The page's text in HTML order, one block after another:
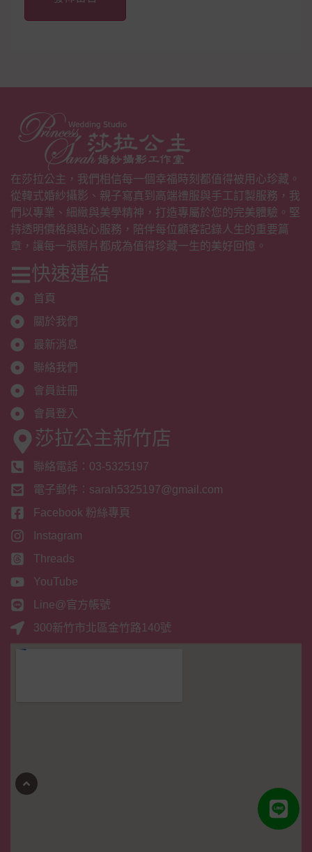
在莎拉公主，我們相信每一個幸福時刻都值得被用心珍藏。
從韓式婚紗攝影、親子寫真到高端禮服與手工訂製服務，我
們以專業、細緻與美學精神，打造專屬於您的完美體驗。堅
持透明價格與貼心服務，陪伴每位顧客記錄人生的重要篇
章，讓每一張照片都成為值得珍藏一生的美好回憶。
快速連結
首頁
關於我們
最新消息
聯絡我們
會員註冊
會員登入
莎拉公主新竹店
聯絡電話：03-5325197
電子郵件：sarah5325197@gmail.com
Facebook 粉絲專頁
Instagram
Threads
YouTube
Line@官方帳號
300新竹市北區金竹路140號